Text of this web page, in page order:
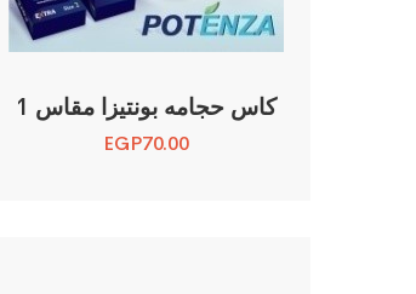
كاس حجامه بونتيزا مقاس 1
EGP70.00